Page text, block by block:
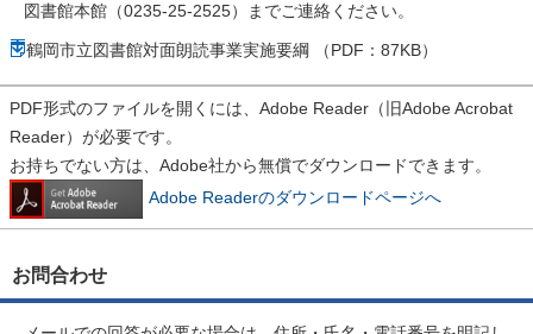
図書館本館（0235-25-2525）までご連絡ください。
鶴岡市立図書館対面朗読事業実施要綱 （PDF：87KB）
PDF形式のファイルを開くには、Adobe Reader（旧Adobe Acrobat
Reader）が必要です。
お持ちでない方は、Adobe社から無償でダウンロードできます。
Adobe Readerのダウンロードページへ
お問合わせ